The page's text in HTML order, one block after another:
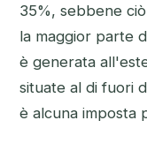
35%, sebbene
la maggior parte
è generata
situate al di fuori
è alcuna imposta